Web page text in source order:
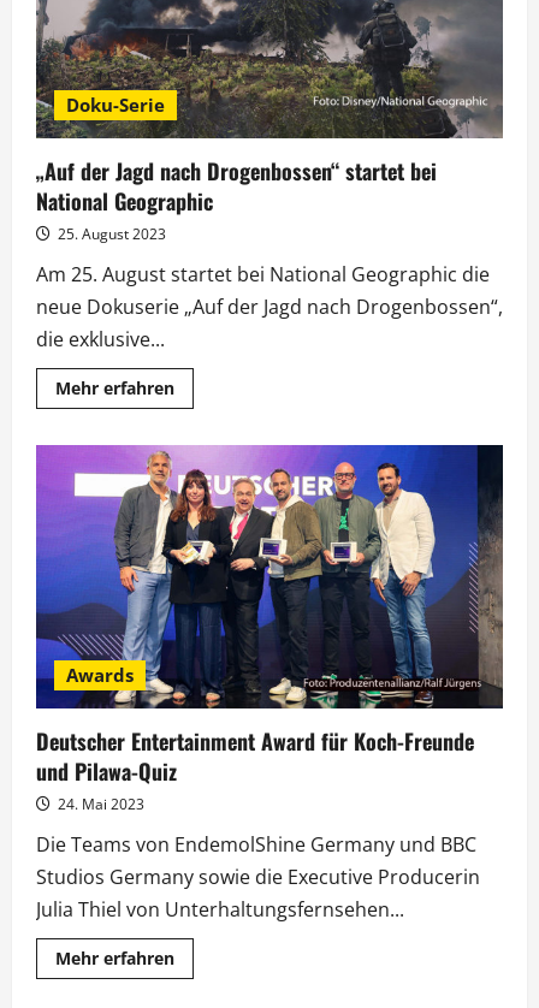
Doku-Serie
„Auf der Jagd nach Drogenbossen“ startet bei
National Geographic
25. August 2023
Am 25. August startet bei National Geographic die
neue Dokuserie „Auf der Jagd nach Drogenbossen“,
die exklusive...
Mehr erfahrenMehr
Informationen
Jagd
nach
Drogenbossen“
startet
bei
National
Geographic
Awards
Deutscher Entertainment Award für Koch-Freunde
und Pilawa-Quiz
24. Mai 2023
Die Teams von EndemolShine Germany und BBC
Studios Germany sowie die Executive Producerin
Julia Thiel von Unterhaltungsfernsehen...
Mehr erfahrenMehr
Informationen